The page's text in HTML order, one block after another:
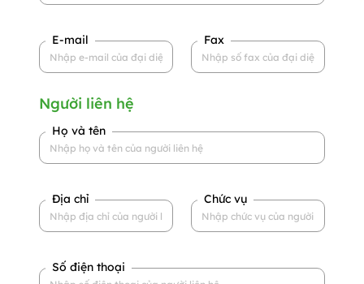
E-mail Fax
Người liên hệ
Họ và tên
Địa chỉ Chức vụ
Số điện thoại